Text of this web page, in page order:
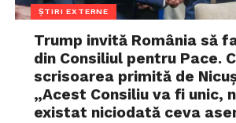
ȘTIRI EXTERNE
Trump invită România să
din Consiliul pentru Pace.
scrisoarea primită de
„Acest Consiliu va fi unic,
existat niciodată ceva